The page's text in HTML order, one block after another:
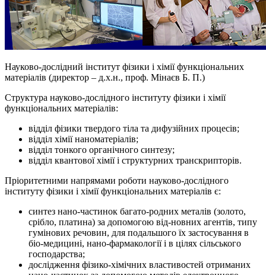
Науково-дослідний інститут фізики і хімії функціональних
матеріалів (директор – д.х.н., проф. Мінаєв Б. П.)
Структура науково-дослідного інституту фізики і хімії
функціональних матеріалів:
відділ фізики твердого тіла та дифузійних процесів;
відділ хімії наноматеріалів;
відділ тонкого органічного синтезу;
відділ квантової хімії і структурних транскрипторів.
Пріоритетними напрямами роботи науково-дослідного
інституту фізики і хімії функціональних матеріалів є:
синтез нано-частинок багато-родних металів (золото,
срібло, платина) за допомогою від-новних агентів, типу
гумінових речовин, для подальшого їх застосування в
біо-медицині, нано-фармакології і в цілях сільського
господарства;
дослідження фізико-хімічних властивостей отриманих